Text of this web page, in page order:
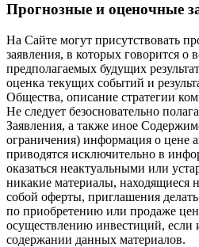
Прогнозные и оценочные
На Сайте могут присутствовать
заявления, в которых говорится о
предполагаемых будущих
оценка текущих событий и
Общества, описание стратегии
Не следует безосновательно
Заявления, а также иное
ограничения) информация о цене
приводятся исключительно в
оказаться неактуальными или
никакие материалы, находящиеся
собой оферты, приглашения
по приобретению или продаже
осуществлению инвестиций, если
содержании данных материалов.